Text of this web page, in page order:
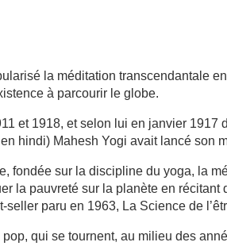
la méditation transcendantale
à parcourir le globe.
et 1918, et selon lui en janvier 1917
hindi) Mahesh Yogi avait lancé son
fondée sur la discipline du yoga, la
la pauvreté sur la planète en récitant
paru en 1963, La Science de
qui se tournent, au milieu des